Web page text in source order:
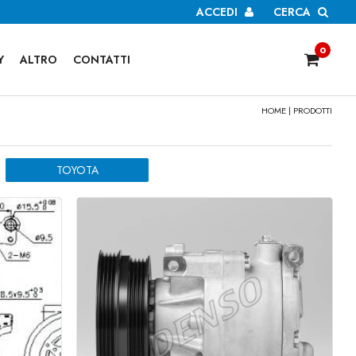
CERCA
ACCEDI
ALTRO CONTATTI
0
HOME | PRODOTTI
TOYOTA